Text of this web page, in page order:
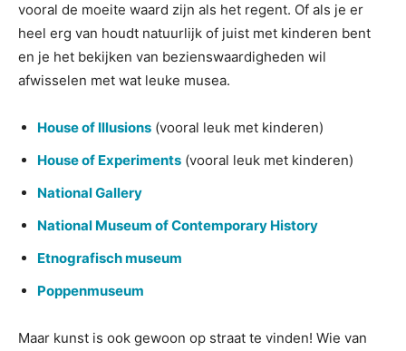
vooral de moeite waard zijn als het regent. Of als je er
heel erg van houdt natuurlijk of juist met kinderen bent
en je het bekijken van bezienswaardigheden wil
afwisselen met wat leuke musea.
House of Illusions (vooral leuk met kinderen)
House of Experiments (vooral leuk met kinderen)
National Gallery
National Museum of Contemporary History
Etnografisch museum
Poppenmuseum
Maar kunst is ook gewoon op straat te vinden! Wie van